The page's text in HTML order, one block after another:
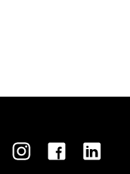
InstagramFacebook